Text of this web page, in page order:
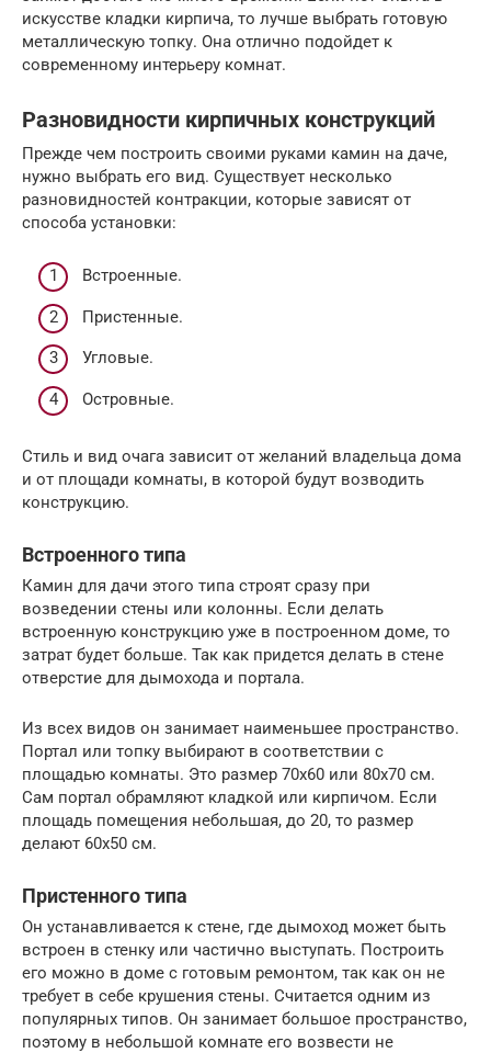
искусстве кладки кирпича, то лучше выбрать готовую
металлическую топку. Она отлично подойдет к
современному интерьеру комнат.
Разновидности кирпичных конструкций
Прежде чем построить своими руками камин на даче,
нужно выбрать его вид. Существует несколько
разновидностей контракции, которые зависят от
способа установки:
Встроенные.
Пристенные.
Угловые.
Островные.
Стиль и вид очага зависит от желаний владельца дома
и от площади комнаты, в которой будут возводить
конструкцию.
Встроенного типа
Камин для дачи этого типа строят сразу при
возведении стены или колонны. Если делать
встроенную конструкцию уже в построенном доме, то
затрат будет больше. Так как придется делать в стене
отверстие для дымохода и портала.
Из всех видов он занимает наименьшее пространство.
Портал или топку выбирают в соответствии с
площадью комнаты. Это размер 70х60 или 80х70 см.
Сам портал обрамляют кладкой или кирпичом. Если
площадь помещения небольшая, до 20, то размер
делают 60х50 см.
Пристенного типа
Он устанавливается к стене, где дымоход может быть
встроен в стенку или частично выступать. Построить
его можно в доме с готовым ремонтом, так как он не
требует в себе крушения стены. Считается одним из
популярных типов. Он занимает большое пространство,
поэтому в небольшой комнате его возвести не